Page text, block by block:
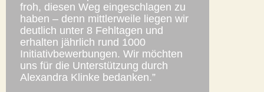
froh, diesen Weg eingeschlagen zu
haben – denn mittlerweile liegen wir
deutlich unter 8 Fehltagen und
erhalten jährlich rund 1000
Initiativbewerbungen. Wir möchten
uns für die Unterstützung durch
Alexandra Klinke bedanken.”